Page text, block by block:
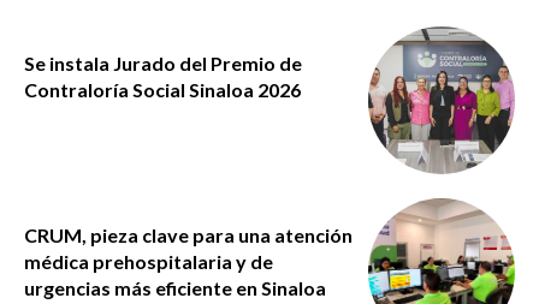
Se instala Jurado del Premio de
Contraloría Social Sinaloa 2026
CRUM, pieza clave para una atención
médica prehospitalaria y de
urgencias más eficiente en Sinaloa